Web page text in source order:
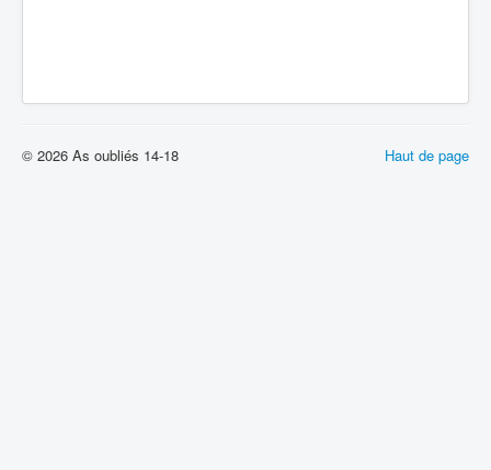
Haut de page
© 2026 As oubliés 14-18